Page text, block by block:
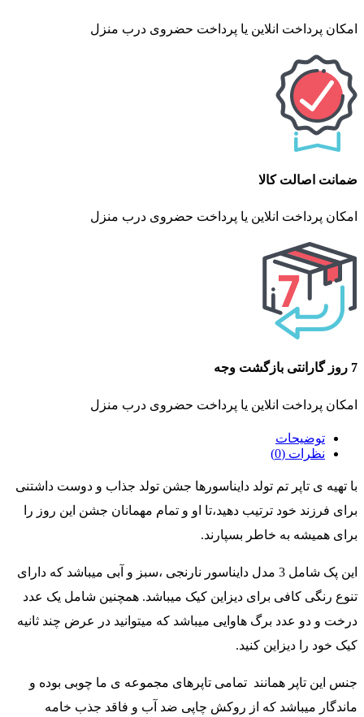
امکان پرداخت انلاین یا پرداخت حضروی درب منزل
ضمانت اصالت کالا
امکان پرداخت انلاین یا پرداخت حضروی درب منزل
7 روز گارانتی بازگشت وجه
امکان پرداخت انلاین یا پرداخت حضروی درب منزل
توضیحات
نظرات (0)
با تهیه ی تاپر تم تولد دایناسورها جشن تولد جذاب و دوست داشتنی
برای فرزند خود ترتیب دهید،تا او و تمام مهمانان جشن این روز را
برای همیشه به خاطر بسپارند.
این پک شامل 3 مدل دایناسور نارنجی ،سبز و آبی میباشد که دارای
تنوع رنگی کافی برای دیزاین کیک میباشد. همچنین شامل یک عدد
درخت و دو عدد برگ هاوایی میباشد که میتوانید در عرض چند ثانیه
کیک خود را دیزاین کنید.
جنس این تاپر همانند تمامی تاپرهای مجموعه ی ما چوبی بوده و
ماندگار میباشد که از روکش چاپی ضد آب و فاقد جذب خامه